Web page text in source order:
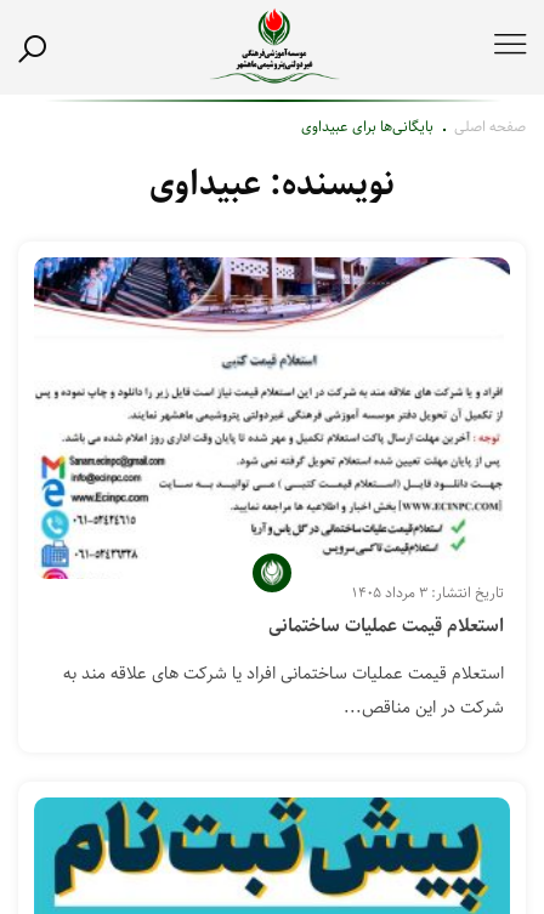
صفحه اصلی بایگانی‌ها برای عبیداوی
نویسنده: عبیداوی
تاریخ انتشار: ۳ مرداد ۱۴۰۵
استعلام قيمت عمليات ساختمانی
استعلام قيمت عمليات ساختمانی افراد یا شرکت های علاقه مند به
شرکت در این مناقص...